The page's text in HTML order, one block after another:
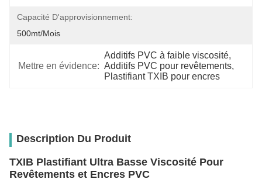
Capacité D'approvisionnement:
500mt/mois
Mettre en évidence:
Additifs PVC à faible viscosité,
Additifs PVC pour revêtements,
Plastifiant TXIB pour encres
Description Du Produit
TXIB Plastifiant Ultra Basse Viscosité Pour
Revêtements et Encres PVC